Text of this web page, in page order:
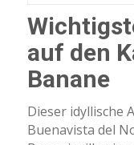
auf den
Banane
Dieser idyllische
Buenavista del